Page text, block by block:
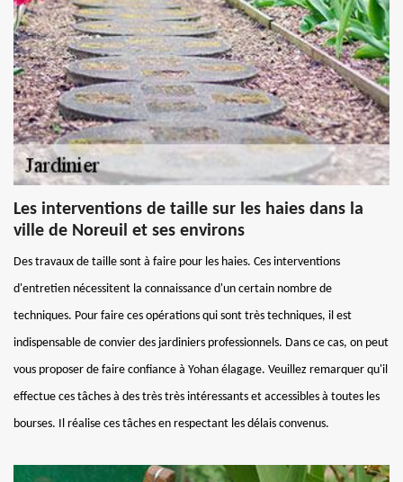
Les interventions de taille sur les haies dans la
ville de Noreuil et ses environs
Des travaux de taille sont à faire pour les haies. Ces interventions
d'entretien nécessitent la connaissance d'un certain nombre de
techniques. Pour faire ces opérations qui sont très techniques, il est
indispensable de convier des jardiniers professionnels. Dans ce cas, on peut
vous proposer de faire confiance à Yohan élagage. Veuillez remarquer qu'il
effectue ces tâches à des très très intéressants et accessibles à toutes les
bourses. Il réalise ces tâches en respectant les délais convenus.